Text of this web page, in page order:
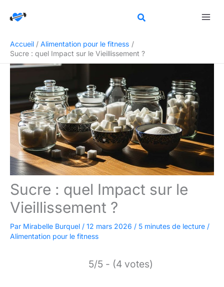
Accueil
Alimentation pour le fitness
Sucre : quel Impact sur le Vieillissement ?
Sucre : quel Impact sur le
Vieillissement ?
Par Mirabelle Burquel / 12 mars 2026 / 5 minutes de lecture /
Alimentation pour le fitness
5/5 - (4 votes)